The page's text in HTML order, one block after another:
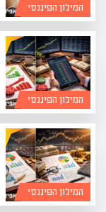
המילון הפיננסי
המילון הפיננסי
המילון הפיננסי